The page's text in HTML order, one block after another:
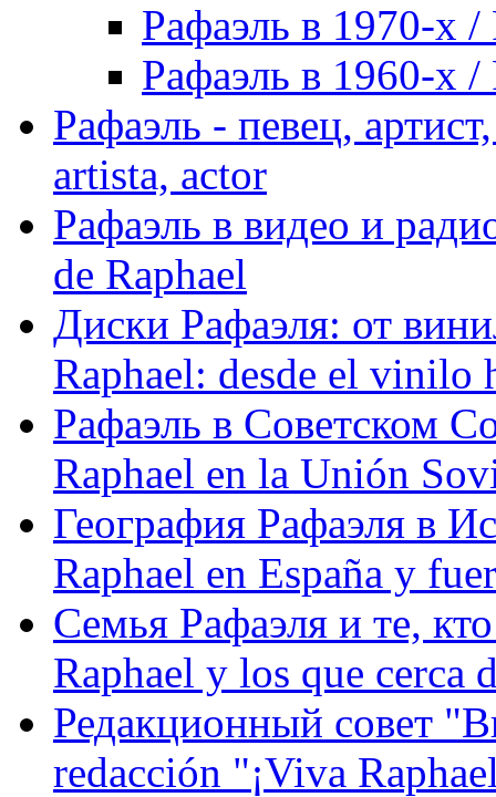
Рафаэль в 1970-х /
Рафаэль в 1960-х /
Рафаэль - певец,
artista, actor
Рафаэль в видео и
de Raphael
Диски Рафаэля: от
Raphael: desde el vinilo
Рафаэль в Советском
Raphael en la Unión
География Рафаэля в
Raphael en España y
Семья Рафаэля и те,
Raphael y los que cerca
Редакционный совет
redacción "¡Viva